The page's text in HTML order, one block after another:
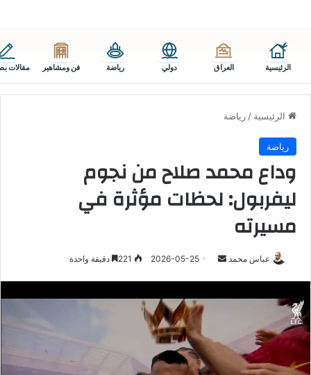
الرئيسية العراق دولي رياضة فن ومشاهير مقالات
الرئيسية / رياضة
رياضة
وداع محمد صلاح من نجوم
ليفربول: لحظات مؤثرة في
مسيرته
عباس محمد
أرسل 2026-05-25 دقيقة واحدة